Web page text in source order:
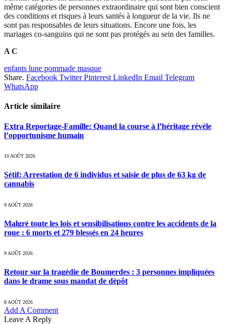
même catégories de personnes extraordinaire qui sont bien conscient
des conditions et risques à leurs santés à longueur de la vie. Ils ne
sont pas responsables de leurs situations. Encore une fois, les
mariages co-sanguins qui ne sont pas protégés au sein des familles.
A C
enfants lune pommade masque
Share. Facebook Twitter Pinterest LinkedIn Email Telegram
WhatsApp
Article similaire
Extra Reportage-Famille: Quand la course à l’héritage révèle
l’opportunisme humain
10 AOÛT 2026
Sétif: Arrestation de 6 individus et saisie de plus de 63 kg de
cannabis
9 AOÛT 2026
Malgré toute les lois et sensibilisations contre les accidents de la
roue : 6 morts et 279 blessés en 24 heures
9 AOÛT 2026
Retour sur la tragédie de Boumerdes : 3 personnes impliquées
dans le drame sous mandat de dépôt
8 AOÛT 2026
Add A Comment
Leave A Reply